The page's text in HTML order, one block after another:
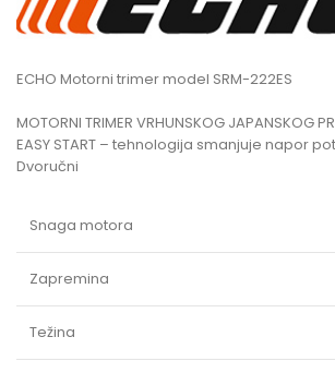
ECHO Motorni trimer model SRM-222ES
MOTORNI TRIMER VRHUNSKOG JAPANSKOG
EASY START – tehnologija smanjuje napor
Dvoručni
Snaga motora
Zapremina
Težina